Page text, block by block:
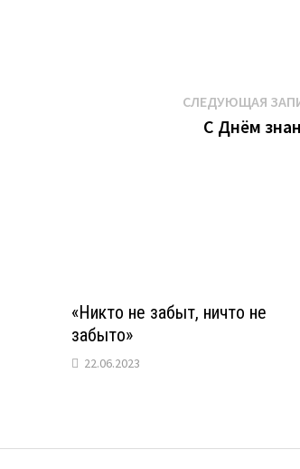
СЛЕДУЮЩАЯ
С Днём
«Никто не забыт, ничто не
забыто»
22.06.2023